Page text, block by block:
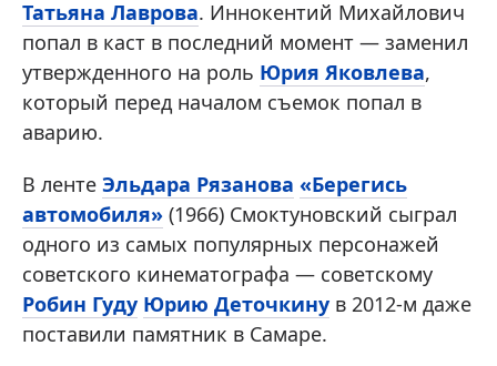
Татьяна Лаврова. Иннокентий Михайлович
попал в каст в последний момент — заменил
утвержденного на роль Юрия Яковлева,
который перед началом съемок попал в
аварию.
В ленте Эльдара Рязанова «Берегись
автомобиля» (1966) Смоктуновский сыграл
одного из самых популярных персонажей
советского кинематографа — советскому
Робин Гуду Юрию Деточкину в 2012-м даже
поставили памятник в Самаре.